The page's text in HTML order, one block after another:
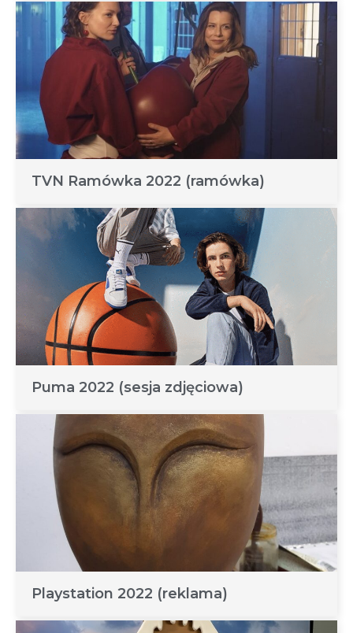
TVN Ramówka 2022 (ramówka)
Puma 2022 (sesja zdjęciowa)
Playstation 2022 (reklama)